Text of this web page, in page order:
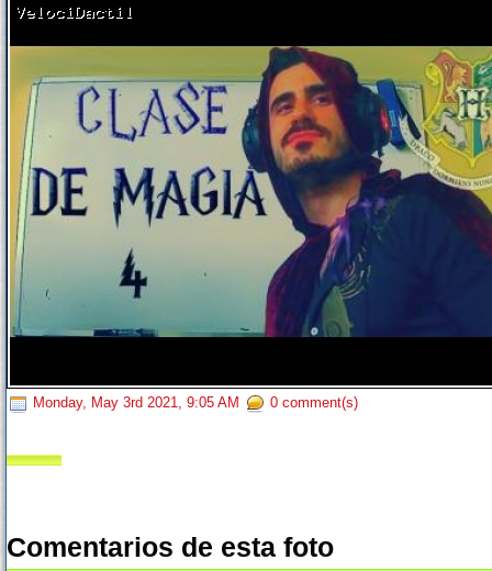
Monday, May 3rd 2021, 9:05 AM 0 comment(s)
Comentarios de esta foto